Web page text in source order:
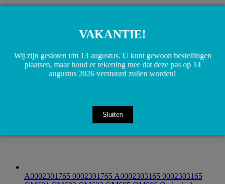
Bosch OM605 OM606 W124 W202 W210
Toevoegen aan winkelwagen
A0002301765 0002301765 A0002303165 0002303165
VAKANTIE!
Wij zijn gesloten t/m 13 augustus. U kunt gewoon bestellingen
plaatsen, maar houd er rekening mee dat deze pas op 14
augustus 2026 verstuurd zullen worden!
Sluiten